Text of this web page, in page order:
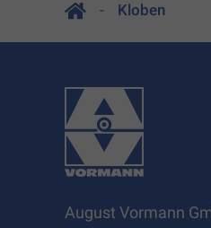
Kloben
August Vormann